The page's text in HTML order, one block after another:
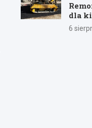
dla
6